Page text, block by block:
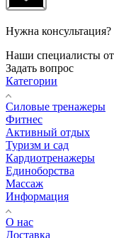
Нужна консультация?
Наши специалисты
Задать вопрос
Категории
Силовые тренажеры
Фитнес
Активный отдых
Туризм и сад
Кардиотренажеры
Единоборства
Массаж
Информация
О нас
Доставка